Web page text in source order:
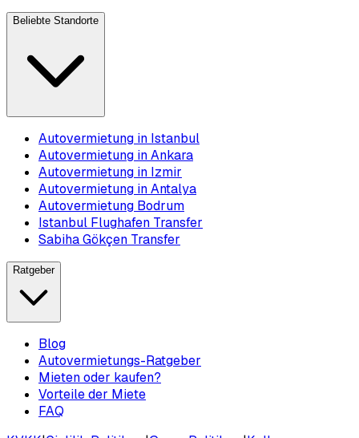
Beliebte Standorte
Autovermietung in Istanbul
Autovermietung in Ankara
Autovermietung in Izmir
Autovermietung in Antalya
Autovermietung Bodrum
Istanbul Flughafen Transfer
Sabiha Gökçen Transfer
Ratgeber
Blog
Autovermietungs-Ratgeber
Mieten oder kaufen?
Vorteile der Miete
FAQ